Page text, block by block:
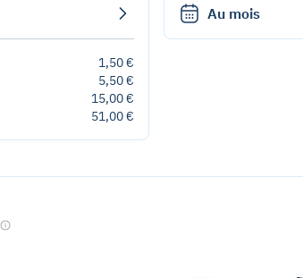
1,50 €
5,50 €
15,00 €
51,00 €
Au mois